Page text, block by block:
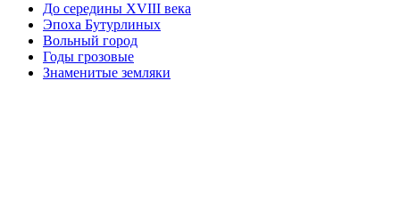
До середины XVIII века
Эпоха Бутурлиных
Вольный город
Годы грозовые
Знаменитые земляки